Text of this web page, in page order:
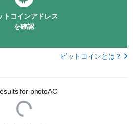
トコインアドレス
を確認
ビットコインとは？
for photoAC
Loading...